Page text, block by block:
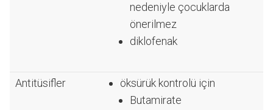
nedeniyle çocuklarda
önerilmez
diklofenak
Antitüsifler
öksürük kontrolü için
Butamirate